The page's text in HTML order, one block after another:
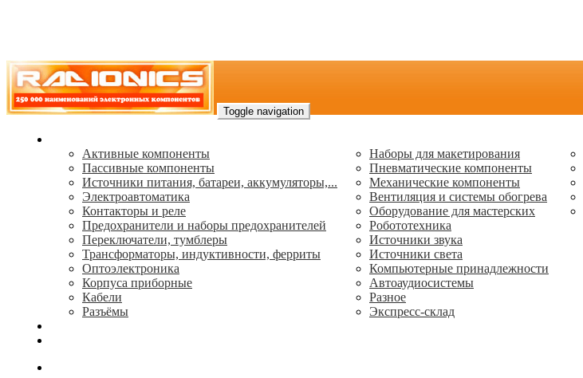
Toggle navigation
Активные компоненты
Пассивные компоненты
Источники питания, батареи, аккумуляторы,...
Электроавтоматика
Контакторы и реле
Предохранители и наборы предохранителей
Переключатели, тумблеры
Трансформаторы, индуктивности, ферриты
Oптоэлектроника
Корпуса приборные
Кабели
Разъёмы
Наборы для макетирования
Пневматические компоненты
Механические компоненты
Вентиляция и системы обогрева
Оборудование для мастерских
Робототехника
Источники звука
Источники света
Компьютерные принадлежности
Автоаудиосистемы
Разное
Экспресс-склад